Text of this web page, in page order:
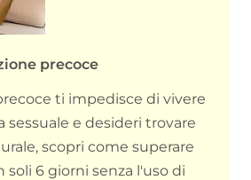
precoce
ti impedisce di vivere
sessuale e desideri trovare
scopri come superare
soli 6 giorni senza l'uso di